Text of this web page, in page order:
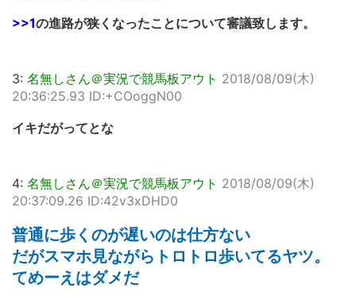
>>1の進路が狭くなったことについて審議致します。
3: 名無しさん＠実況で競馬板アウト 2018/08/09(木)
20:36:25.93 ID:+COoggN00
イキだがってとな
4: 名無しさん＠実況で競馬板アウト 2018/08/09(木)
20:37:09.26 ID:42v3xDHD0
普通に歩くのが遅いのは仕方ない
だがスマホ見ながらトロトロ歩いてるヤツ。
てめーえはダメだ